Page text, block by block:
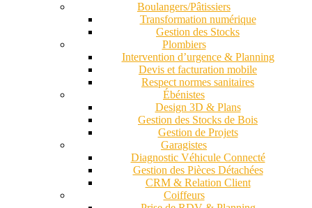
Boulangers/Pâtissiers
Transformation numérique
Gestion des Stocks
Plombiers
Intervention d’urgence & Planning
Devis et facturation mobile
Respect normes sanitaires
Ébénistes
Design 3D & Plans
Gestion des Stocks de Bois
Gestion de Projets
Garagistes
Diagnostic Véhicule Connecté
Gestion des Pièces Détachées
CRM & Relation Client
Coiffeurs